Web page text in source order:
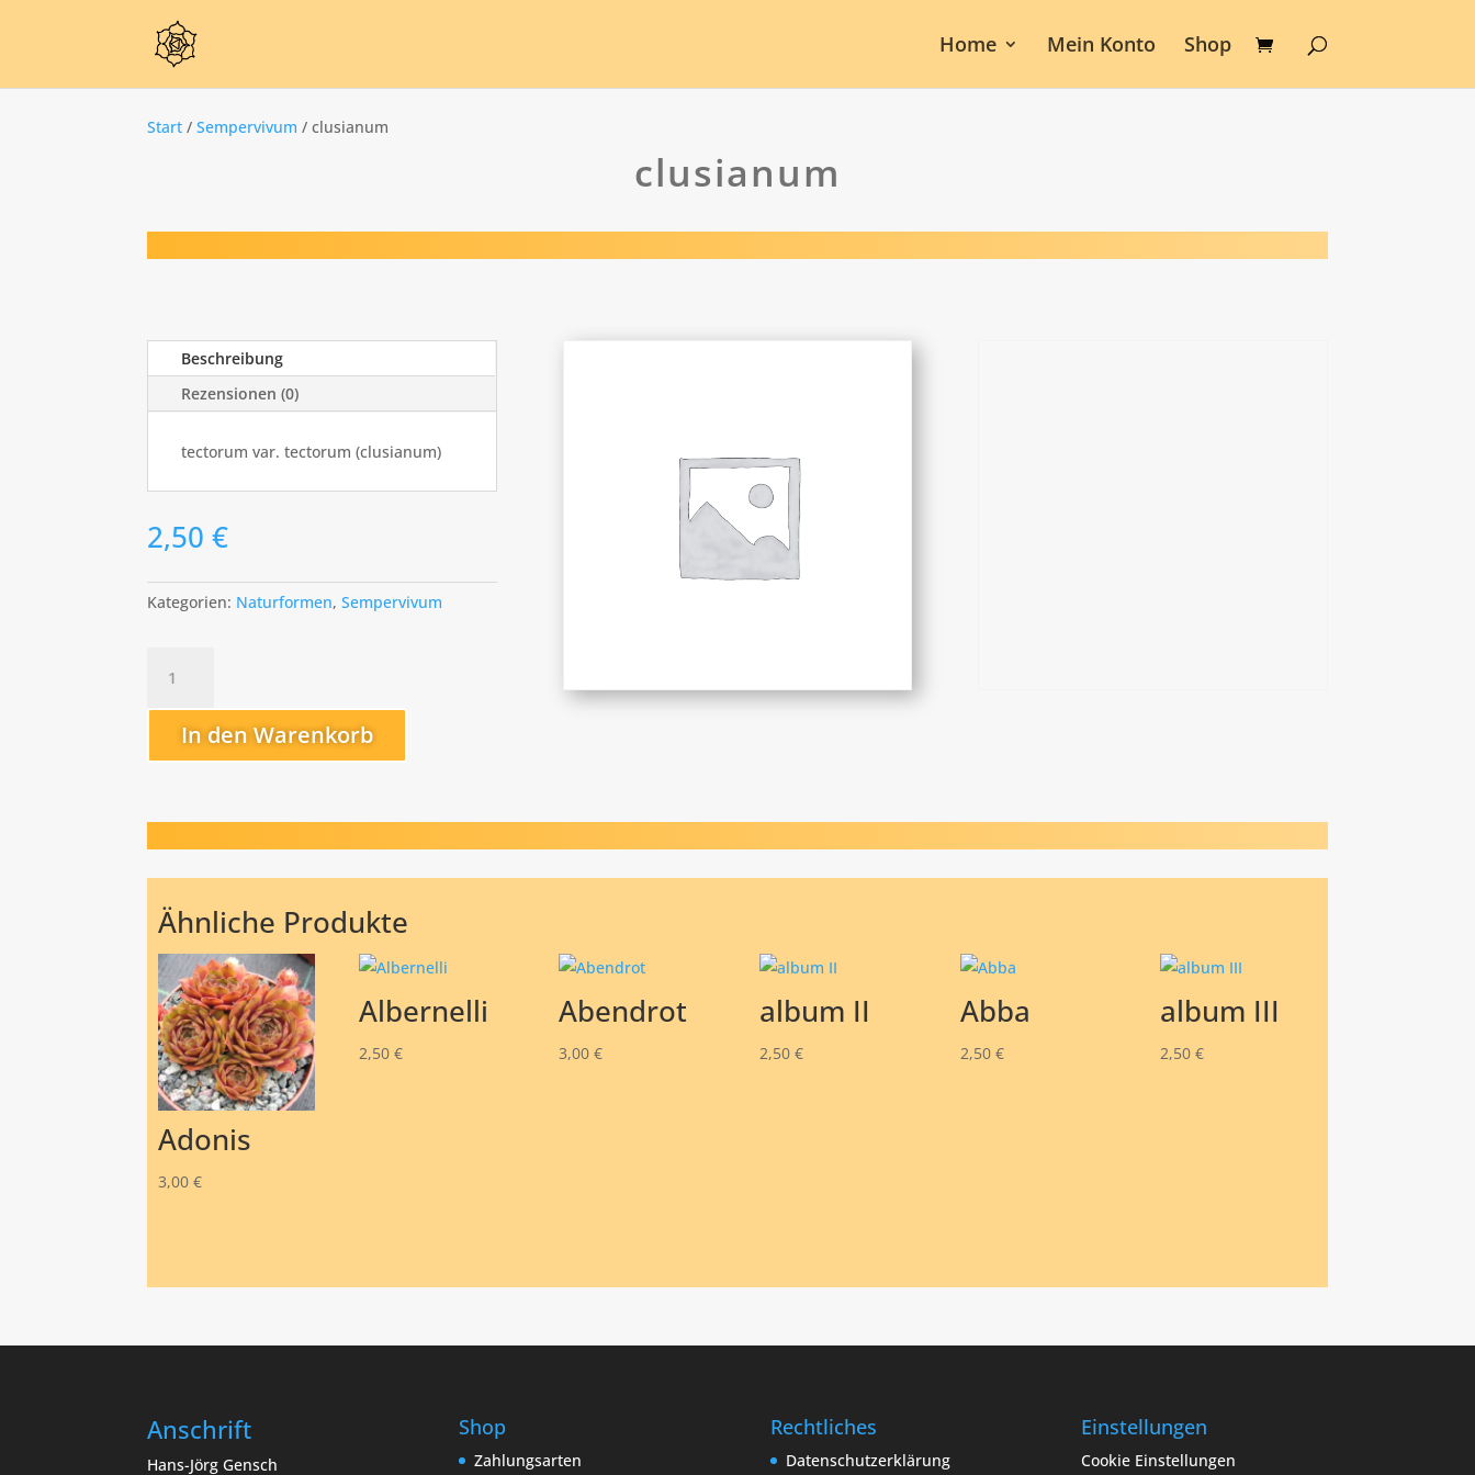
Home Mein Konto Shop
Start /Sempervivum / clusianum
clusianum
Beschreibung
Rezensionen (0)
tectorum var. tectorum (clusianum)
2,50€
Kategorien: Naturformen,Sempervivum
Menge
In den Warenkorb
Ähnliche Produkte
Adonis
3,00€
Albernelli
2,50 €
Abendrot
3,00€
album II
2,50 €
Abba
2,50 €
album III
2,50€
Anschrift
Hans-Jörg Gensch
Shop
Zahlungsarten
Rechtliches
Datenschutzerklärung
Einstellungen
Cookie Einstellungen